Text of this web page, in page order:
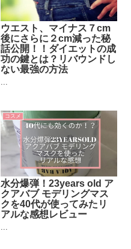
ウエスト、マイナス７cm
後にさらに２cm減った秘
話公開！！ダイエットの成
功の鍵とは？リバウンドし
ない最強の方法
コスメ
水分爆弾！23years old ア
クアバブ モデリングマス
クを40代が使ってみたリ
アルな感想レビュー
...